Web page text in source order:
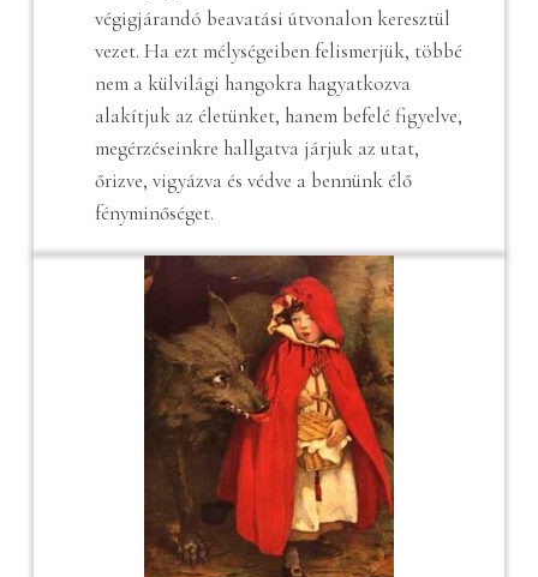
végigjárandó beavatási útvonalon keresztül
vezet. Ha ezt mélységeiben felismerjük, többé
nem a külvilági hangokra hagyatkozva
alakítjuk az életünket, hanem befelé figyelve,
megérzéseinkre hallgatva járjuk az utat,
őrizve, vigyázva és védve a bennünk élő
fényminőséget.